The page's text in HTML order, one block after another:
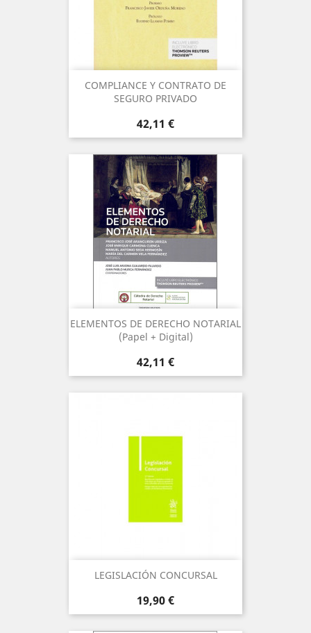
COMPLIANCE Y CONTRATO DE
SEGURO PRIVADO
Precio
42,11 €
ELEMENTOS DE DERECHO NOTARIAL
(Papel + Digital)
Precio
42,11 €
LEGISLACIÓN CONCURSAL
Precio
19,90 €